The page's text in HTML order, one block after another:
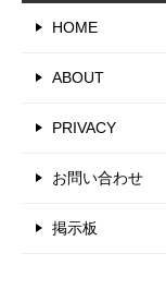
HOME
ABOUT
PRIVACY
お問い合わせ
掲示板